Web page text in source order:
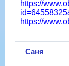
https://
https://
Саня